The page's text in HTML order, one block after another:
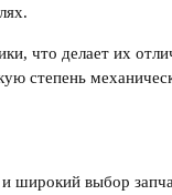
, что делает их
степень
широкий выбор